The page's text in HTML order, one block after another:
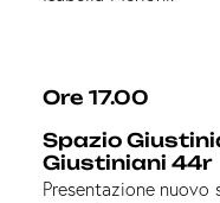
Ore 17.00
Spazio
Giustiniani 44r
Presentazione nuovo